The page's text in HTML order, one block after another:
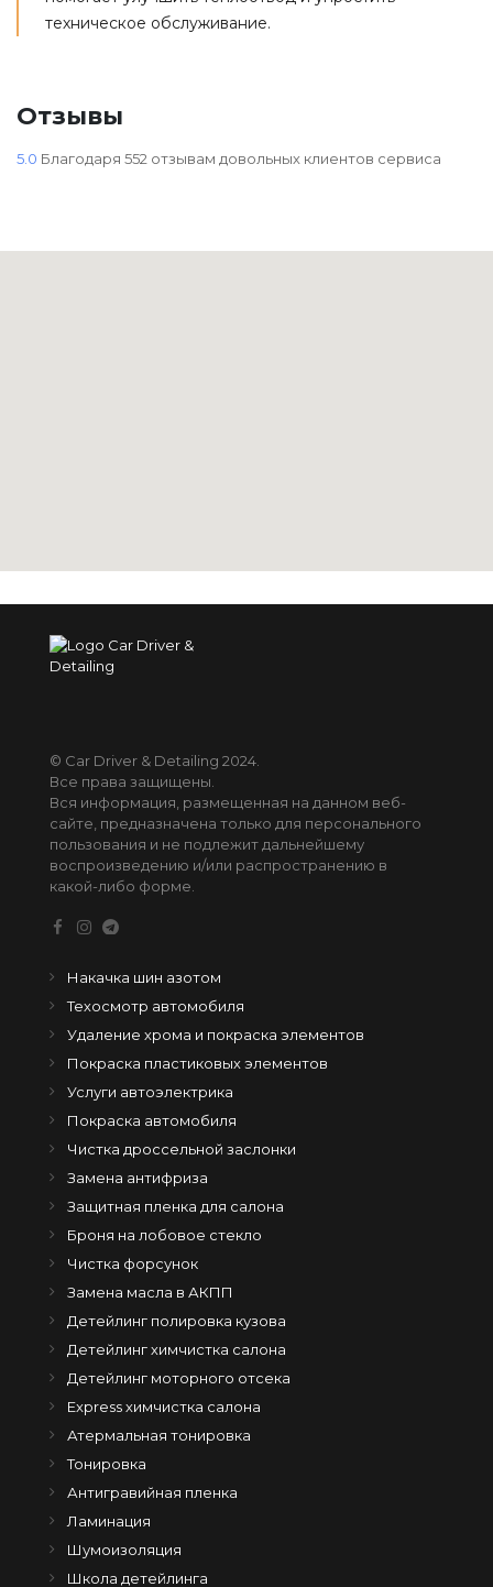
техническое обслуживание.
Отзывы
5.0 Благодаря 552 отзывам довольных клиентов сервиса
© Car Driver & Detailing 2024.
Все права защищены.
Вся информация, размещенная на данном веб-
сайте, предназначена только для персонального
пользования и не подлежит дальнейшему
воспроизведению и/или распространению в
какой-либо форме.
Накачка шин азотом
Техосмотр автомобиля
Удаление хрома и покраска элементов
Покраска пластиковых элементов
Услуги автоэлектрика
Покраска автомобиля
Чистка дроссельной заслонки
Замена антифриза
Защитная пленка для салона
Броня на лобовое стекло
Чистка форсунок
Замена масла в АКПП
Детейлинг полировка кузова
Детейлинг химчистка салона
Детейлинг моторного отсека
Express химчистка салона
Атермальная тонировка
Тонировка
Антигравийная пленка
Ламинация
Шумоизоляция
Школа детейлинга